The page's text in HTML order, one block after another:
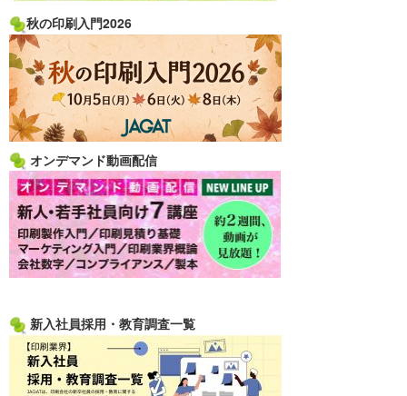
秋の印刷入門2026
オンデマンド動画配信
新入社員採用・教育調査一覧